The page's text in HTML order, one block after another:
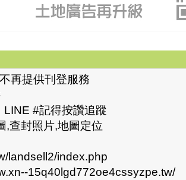
再提供刊登服務
#記得按讚追蹤
,查封照片,地圖定位
landsell2/index.php
15q40lgd772oe4cssyzpe.tw/